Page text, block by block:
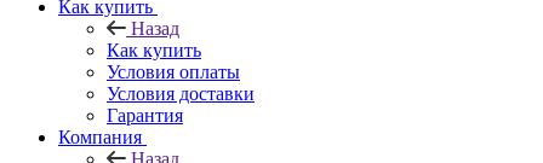
Как купить
Назад
Как купить
Условия оплаты
Условия доставки
Гарантия
Компания
Назад